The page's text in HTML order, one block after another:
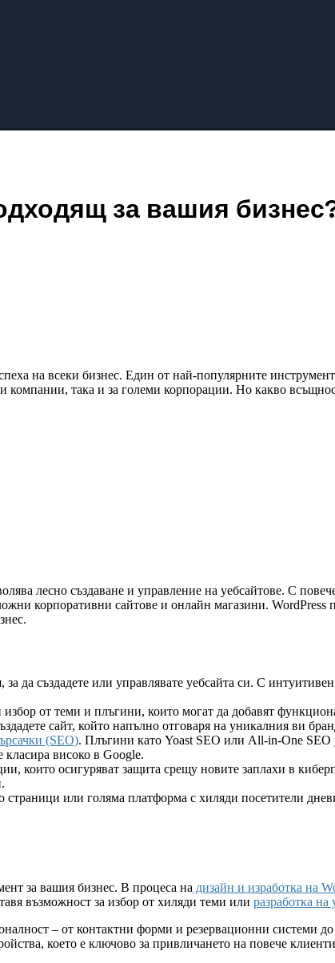
за вашия
на всеки бизнес. Един от най-популярните
компании, така и за големи корпорации. Но какво
лесно създаване и управление на уебсайтове. С
корпоративни сайтове и онлайн магазини.
за да създадете или управлявате уебсайта си. С
от теми и плъгини, които могат да добавят
сайт, който напълно отговаря на уникалния ви
(SEO). Плъгини като Yoast SEO или All-in-One SEO
високо в Google.
които осигуряват защита срещу новите заплахи в
страници или голяма платформа с хиляди посетители
за вашия бизнес. В процеса на дизайн и изработка на
възможност за избор от хиляди теми или разработка
– от контактни форми и резервационни системи
което е ключово за привличането на повече